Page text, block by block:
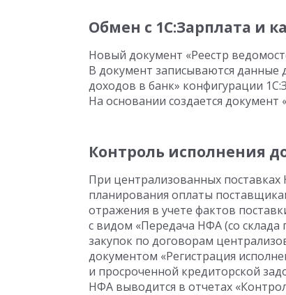
Обмен с 1C:Зарплата и
Новый документ «Реестр
В документ записываются данные
доходов в банк» конфигурации
На основании создается
Контроль исполнения
При централизованных
планирования оплаты
отражения в учете фактов
с видом «Передача НФА (со склада
закупок по договорам
документом «Регистрация
и просроченной кредиторской
НФА выводится в отчетах